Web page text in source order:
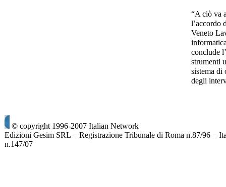
“A ciò va
l’accordo
Veneto
conclude
strumenti
sistema di
degli
© copyright 1996-2007 Italian Network
Edizioni Gesim SRL − Registrazione Tribunale di Roma n.87/96 −
n.147/07